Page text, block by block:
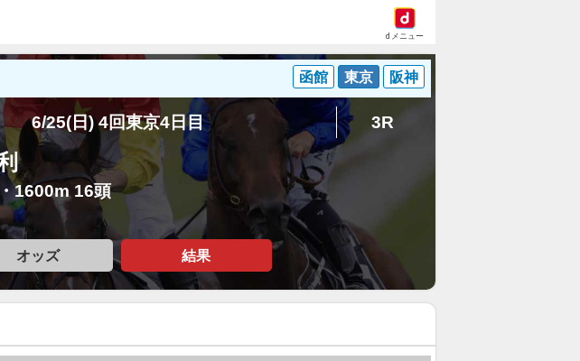
dメニュー
函館 東京 阪神
6/25(日) 4回東京4日目 3R
1600m 16頭
オッズ 結果